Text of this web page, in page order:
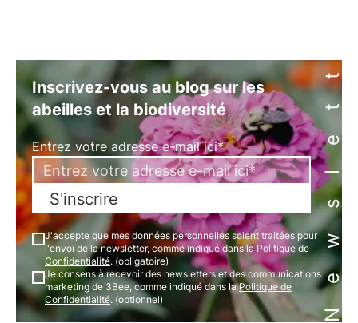
Newsletter
Inscrivez-vous au blog sur les
abeilles et la biodiversité
Entrez votre adresse e-mail ici*
S'inscrire
J'accepte que mes données personnelles soient traitées pour
l'envoi de la newsletter, comme indiqué dans laPolitique de
Confidentialité. (obligatoire)
Je consens à recevoir des newsletters et des communications
marketing de 3Bee, comme indiqué dans laPolitique de
Confidentialité. (optionnel)